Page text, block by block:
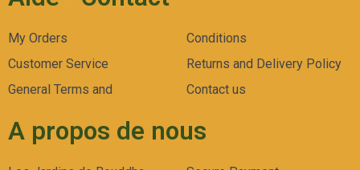
My Orders
Customer Service
General Terms and
Conditions
Returns and Delivery Policy
Contact us
A propos de nous